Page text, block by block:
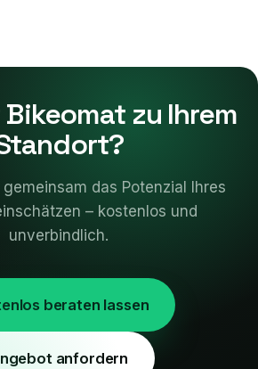
zu Ihrem
das Potenzial Ihres
– kostenlos und
unverbindlich.
beraten lassen
anfordern